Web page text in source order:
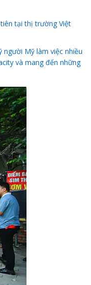
tại thị trường Việt
Mỹ làm việc nhiều
và mang đến những